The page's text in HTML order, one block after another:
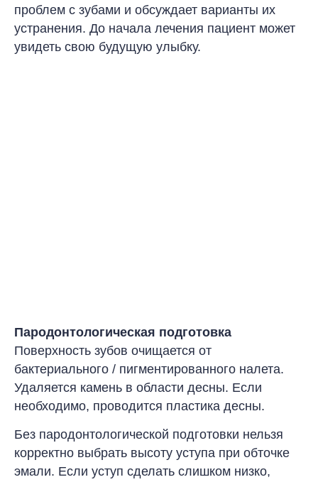
проблем с зубами и обсуждает варианты их
устранения. До начала лечения пациент может
увидеть свою будущую улыбку.
Пародонтологическая подготовка
Поверхность зубов очищается от
бактериального / пигментированного налета.
Удаляется камень в области десны. Если
необходимо, проводится пластика десны.
Без пародонтологической подготовки нельзя
корректно выбрать высоту уступа при обточке
эмали. Если уступ сделать слишком низко,